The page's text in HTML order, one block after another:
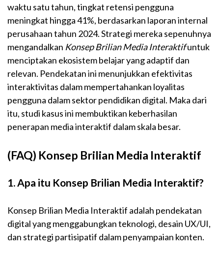
waktu satu tahun, tingkat retensi pengguna
meningkat hingga 41%, berdasarkan laporan internal
perusahaan tahun 2024. Strategi mereka sepenuhnya
mengandalkan Konsep Brilian Media Interaktifuntuk
menciptakan ekosistem belajar yang adaptif dan
relevan. Pendekatan ini menunjukkan efektivitas
interaktivitas dalam mempertahankan loyalitas
pengguna dalam sektor pendidikan digital. Maka dari
itu, studi kasus ini membuktikan keberhasilan
penerapan media interaktif dalam skala besar.
(FAQ) Konsep Brilian Media Interaktif
1. Apa itu Konsep Brilian Media Interaktif?
Konsep Brilian Media Interaktif adalah pendekatan
digital yang menggabungkan teknologi, desain UX/UI,
dan strategi partisipatif dalam penyampaian konten.